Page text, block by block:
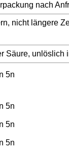
nach
nicht längere
Säure, unlöslich